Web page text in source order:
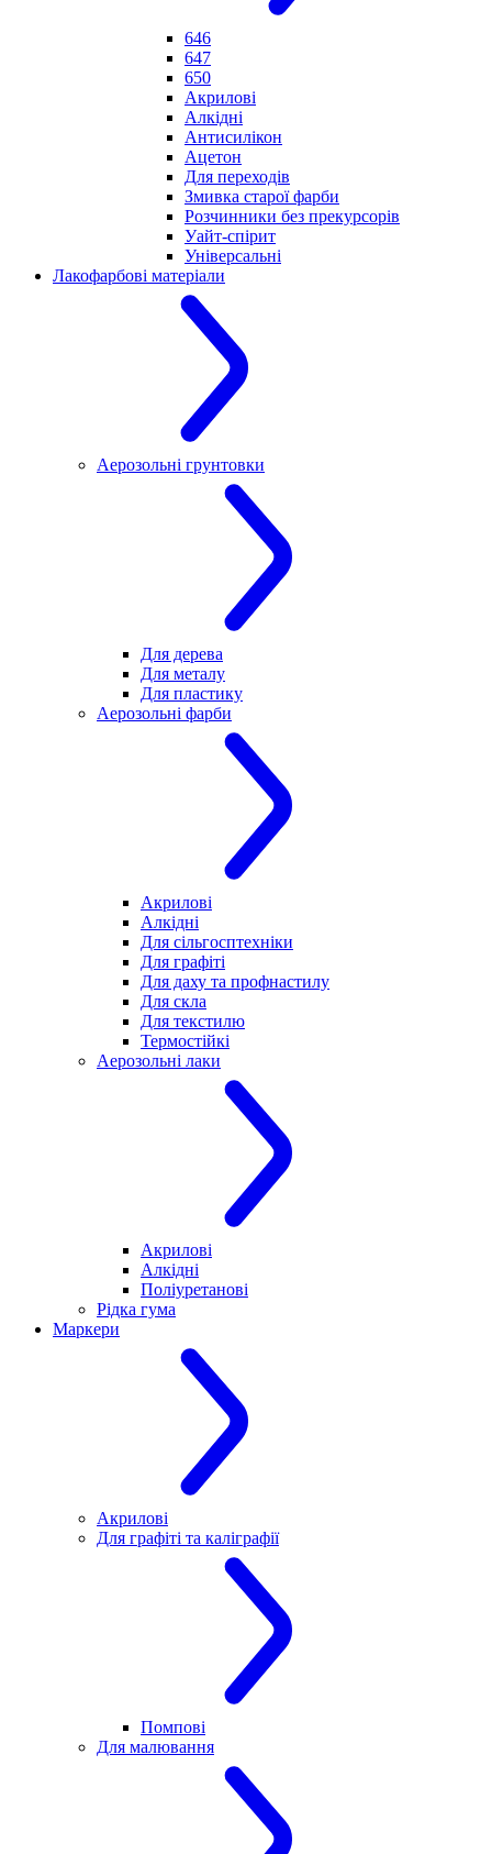
646
647
650
Акрилові
Алкідні
Антисилікон
Ацетон
Для переходів
Змивка старої фарби
Розчинники без прекурсорів
Уайт-спірит
Універсальні
Лакофарбові матеріали
Аерозольні грунтовки
Для дерева
Для металу
Для пластику
Аерозольні фарби
Акрилові
Алкідні
Для cільгосптехніки
Для графіті
Для даху та профнастилу
Для скла
Для текстилю
Термостійкі
Аерозольні лаки
Акрилові
Алкідні
Поліуретанові
Рідка гума
Маркери
Акрилові
Для графіті та каліграфії
Помпові
Для малювання